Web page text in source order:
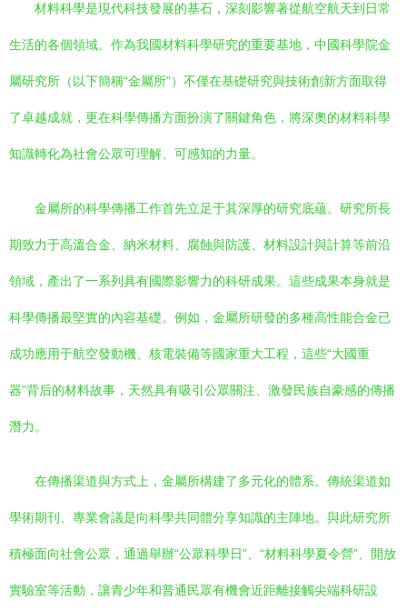
材料科學是現代科技發展的基石，深刻影響著從航空航天到日常
生活的各個領域。作為我國材料科學研究的重要基地，中國科學院金
屬研究所（以下簡稱“金屬所”）不僅在基礎研究與技術創新方面取得
了卓越成就，更在科學傳播方面扮演了關鍵角色，將深奧的材料科學
知識轉化為社會公眾可理解、可感知的力量。
金屬所的科學傳播工作首先立足于其深厚的研究底蘊。研究所長
期致力于高溫合金、納米材料、腐蝕與防護、材料設計與計算等前沿
領域，產出了一系列具有國際影響力的科研成果。這些成果本身就是
科學傳播最堅實的內容基礎。例如，金屬所研發的多種高性能合金已
成功應用于航空發動機、核電裝備等國家重大工程，這些“大國重
器”背后的材料故事，天然具有吸引公眾關注、激發民族自豪感的傳播
潛力。
在傳播渠道與方式上，金屬所構建了多元化的體系。傳統渠道如
學術期刊、專業會議是向科學共同體分享知識的主陣地。與此研究所
積極面向社會公眾，通過舉辦“公眾科學日”、“材料科學夏令營”、開放
實驗室等活動，讓青少年和普通民眾有機會近距離接觸尖端科研設